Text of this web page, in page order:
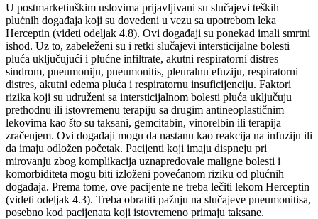
U postmarketinškim uslovima prijavljivani su slučajevi teških
plućnih događaja koji su dovedeni u vezu sa upotrebom leka
Herceptin (videti odeljak 4.8). Ovi događaji su ponekad imali smrtni
ishod. Uz to, zabeleženi su i retki slučajevi intersticijalne bolesti
pluća uključujući i plućne infiltrate, akutni respiratorni distres
sindrom, pneumoniju, pneumonitis, pleuralnu efuziju, respiratorni
distres, akutni edema pluća i respiratornu insuficijenciju. Faktori
rizika koji su udruženi sa intersticijalnom bolesti pluća uključuju
prethodnu ili istovremenu terapiju sa drugim antineoplastičnim
lekovima kao što su taksani, gemcitabin, vinorelbin ili terapija
zračenjem. Ovi događaji mogu da nastanu kao reakcija na infuziju ili
da imaju odložen početak. Pacijenti koji imaju dispneju pri
mirovanju zbog komplikacija uznapredovale maligne bolesti i
komorbiditeta mogu biti izloženi povećanom riziku od plućnih
događaja. Prema tome, ove pacijente ne treba lečiti lekom Herceptin
(videti odeljak 4.3). Treba obratiti pažnju na slučajeve pneumonitisa,
posebno kod pacijenata koji istovremeno primaju taksane.